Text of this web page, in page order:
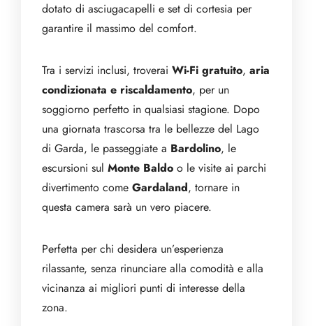
dotato di asciugacapelli e set di cortesia per
garantire il massimo del comfort.
Tra i servizi inclusi, troverai Wi-Fi gratuito, aria
condizionata e riscaldamento, per un
soggiorno perfetto in qualsiasi stagione. Dopo
una giornata trascorsa tra le bellezze del Lago
di Garda, le passeggiate a Bardolino, le
escursioni sul Monte Baldo o le visite ai parchi
divertimento come Gardaland, tornare in
questa camera sarà un vero piacere.
Perfetta per chi desidera un’esperienza
rilassante, senza rinunciare alla comodità e alla
vicinanza ai migliori punti di interesse della
zona.